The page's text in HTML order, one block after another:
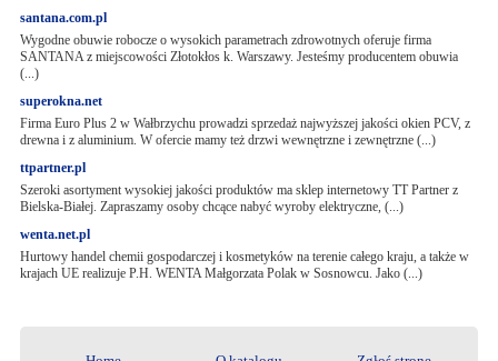
santana.com.pl
Wygodne obuwie robocze o wysokich parametrach zdrowotnych oferuje firma
SANTANA z miejscowości Złotokłos k. Warszawy. Jesteśmy producentem obuwia
(...)
superokna.net
Firma Euro Plus 2 w Wałbrzychu prowadzi sprzedaż najwyższej jakości okien PCV, z
drewna i z aluminium. W ofercie mamy też drzwi wewnętrzne i zewnętrzne (...)
ttpartner.pl
Szeroki asortyment wysokiej jakości produktów ma sklep internetowy TT Partner z
Bielska-Białej. Zapraszamy osoby chcące nabyć wyroby elektryczne, (...)
wenta.net.pl
Hurtowy handel chemii gospodarczej i kosmetyków na terenie całego kraju, a także w
krajach UE realizuje P.H. WENTA Małgorzata Polak w Sosnowcu. Jako (...)